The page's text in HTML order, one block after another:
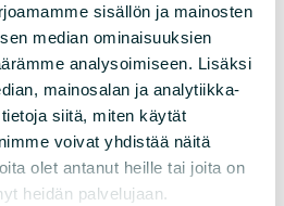
sisällön ja mainosten
median ominaisuuksien
analysoimiseen. Lisäksi
mainosalan ja analytiikka-
siitä, miten käytät
voivat yhdistää näitä
olet antanut heille tai joita on
heidän palvelujaan.
niittämällä ja
parannetaan ja
vieviä kasveja kuten
Talkoolaisten
Osuuspankin tuella